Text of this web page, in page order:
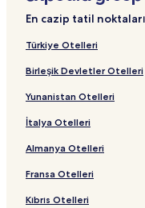
En cazip tatil noktaları
Türkiye Otelleri
Birleşik Devletler Otelleri
Yunanistan Otelleri
İtalya Otelleri
Almanya Otelleri
Fransa Otelleri
Kıbrıs Otelleri